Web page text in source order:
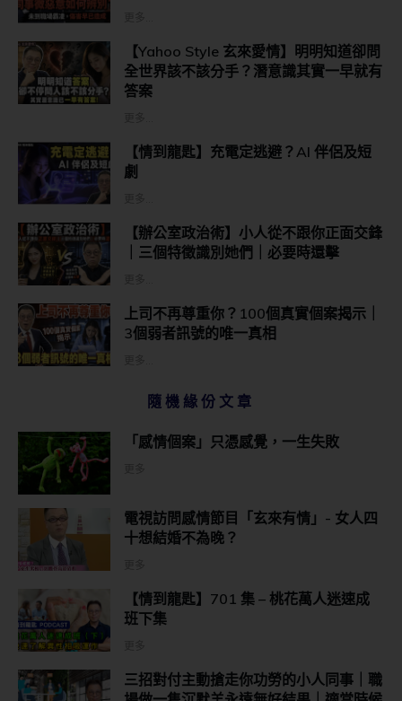
【Yahoo Style 玄來愛情】明明知道卻問
全世界該不該分手？潛意識其實一早就有
答案
【情到龍匙】充電定逃避？AI 伴侶及短
劇
【辦公室政治術】小人從不跟你正面交鋒
｜三個特徵識別她們｜必要時還擊
上司不再尊重你？100個真實個案揭示｜
3個弱者訊號的唯一真相
隨機緣份文章
「感情個案」只憑感覺，一生失敗
電視訪問感情節目「玄來有情」- 女人四
十想結婚不為晚？
【情到龍匙】701 集 – 桃花萬人迷速成
班下集
三招對付主動搶走你功勞的小人同事｜職